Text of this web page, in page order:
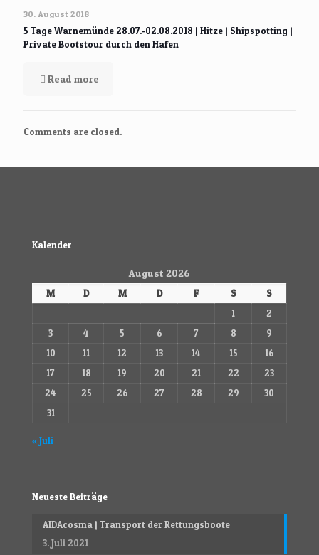
30. August 2018
5 Tage Warnemünde 28.07.-02.08.2018 | Hitze | Shipspotting |
Private Bootstour durch den Hafen
Read more
Comments are closed.
Kalender
August 2026
M D M D F S
S
1
2
3
4 5 6 7 8
9
10
11 12 13 14 15
16
17
18 19 20 21 22
23
24
25 26 27 28 29
30
31
« Juli
Neueste Beiträge
AIDAcosma | Transport der Rettungsboote
3. Juli 2021